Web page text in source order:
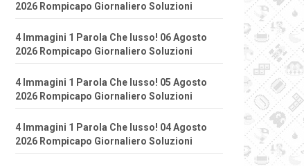
2026 Rompicapo Giornaliero Soluzioni
4 Immagini 1 Parola Che lusso! 06 Agosto
2026 Rompicapo Giornaliero Soluzioni
4 Immagini 1 Parola Che lusso! 05 Agosto
2026 Rompicapo Giornaliero Soluzioni
4 Immagini 1 Parola Che lusso! 04 Agosto
2026 Rompicapo Giornaliero Soluzioni